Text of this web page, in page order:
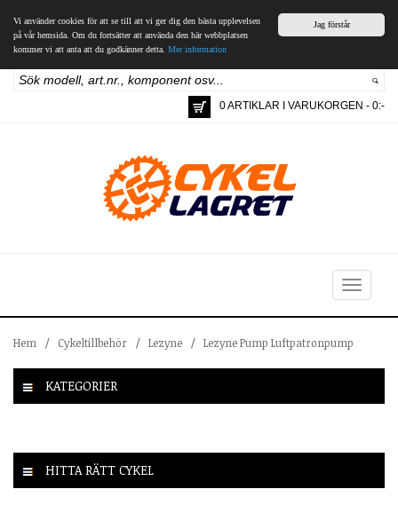
Jag förstår
Vi använder cookies för att se till att vi ger dig den bästa upplevelsen
på vår hemsida. Om du fortsätter att använda den här webbplatsen
kommer vi att anta att du godkänner detta. Mer information
0 ARTIKLAR I VARUKORGEN - 0:-
Toggle
navigation
Hem / Cykeltillbehör / Lezyne / Lezyne Pump Luftpatronpump
KATEGORIER
HITTA RÄTT CYKEL